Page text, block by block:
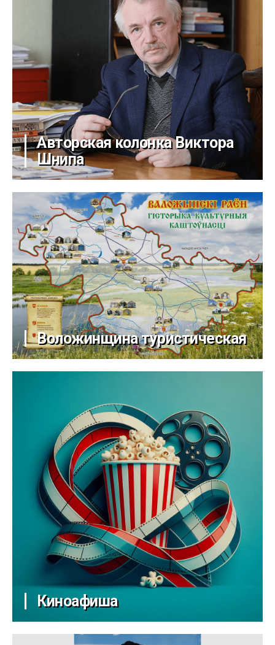
Авторская колонка Виктора
Шнипа
Воложинщина туристическая
Киноафиша